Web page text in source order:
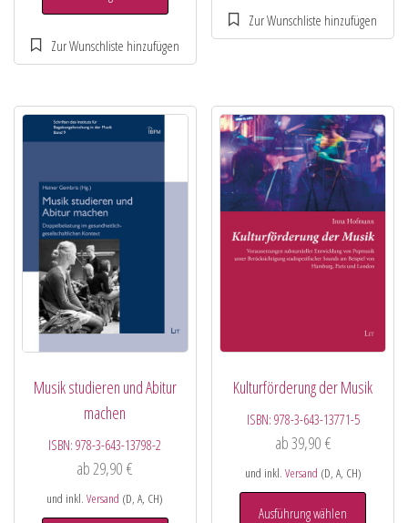
Musik studieren und Abitur
machen
ISBN:978-3-643-13798-2
ab29,90€
und inkl.Versand (D, A, CH)
Kulturförderung der Musik
ISBN: 978-3-643-13771-5
ab39,90 €
und inkl. Versand (D, A, CH)
Ausführung wählen